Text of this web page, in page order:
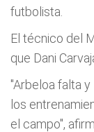
futbolista.
El técnico del
que Dani
"Arbeloa falta
los
el campo",